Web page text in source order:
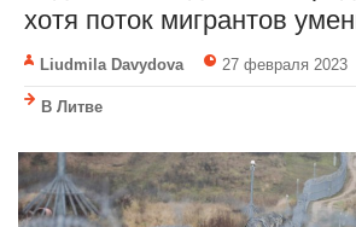
хотя поток мигрантов
Liudmila Davydova 27 февраля 2023
В Литве